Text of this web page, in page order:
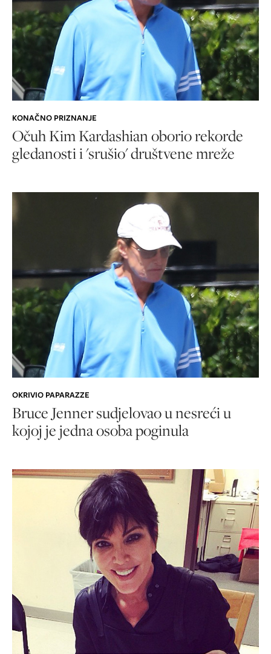
KONAČNO PRIZNANJE
Očuh Kim Kardashian oborio rekorde
gledanosti i 'srušio' društvene mreže
OKRIVIO PAPARAZZE
Bruce Jenner sudjelovao u nesreći u
kojoj je jedna osoba poginula